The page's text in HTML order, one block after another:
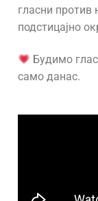
гласни против
подстицајно
Будимо
само данас.